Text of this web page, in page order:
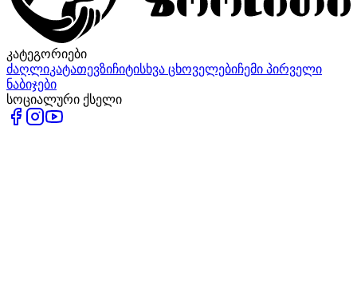
კატეგორიები
ძაღლიკატათევზიჩიტისხვა ცხოველებიჩემი პირველი
ნაბიჯები
სოციალური ქსელი